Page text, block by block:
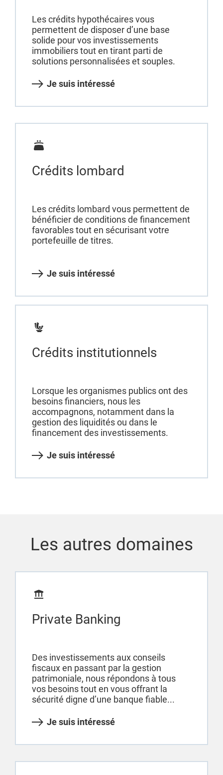
Les crédits hypothécaires vous
permettent de disposer d’une base
solide pour vos investissements
immobiliers tout en tirant parti de
solutions personnalisées et souples.
Je suis intéressé
Crédits lombard
Les crédits lombard vous permettent de
bénéficier de conditions de financement
favorables tout en sécurisant votre
portefeuille de titres.
Je suis intéressé
Crédits institutionnels
Lorsque les organismes publics ont des
besoins financiers, nous les
accompagnons, notamment dans la
gestion des liquidités ou dans le
financement des investissements.
Je suis intéressé
Les autres domaines
Private Banking
Des investissements aux conseils
fiscaux en passant par la gestion
patrimoniale, nous répondons à tous
vos besoins tout en vous offrant la
sécurité digne d’une banque fiable...
Je suis intéressé